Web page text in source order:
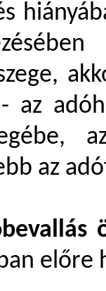
az
az